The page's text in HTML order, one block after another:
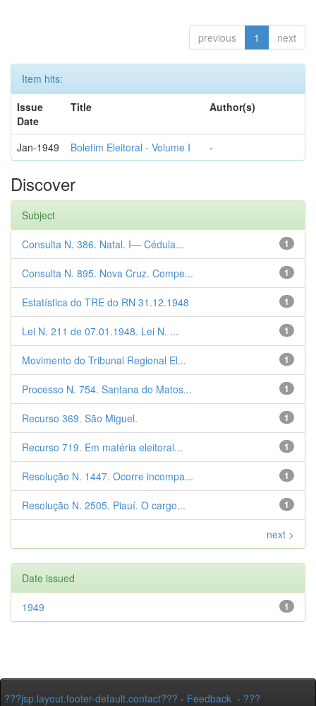
previous 1 next
Item hits:
Issue
Date
Title Author(s)
Jan-1949 Boletim Eleitoral - Volume I -
Discover
Subject
1
Consulta N. 386. Natal. I— Cédula...
1
Consulta N. 895. Nova Cruz. Compe...
1
Estatística do TRE do RN 31.12.1948
1
Lei N. 211 de 07.01.1948. Lei N. ...
1
Movimento do Tribunal Regional El...
1
Processo N. 754. Santana do Matos...
1
Recurso 369. São Miguel.
1
Recurso 719. Em matéria eleitoral...
1
Resolução N. 1447. Ocorre incompa...
1
Resolução N. 2505. Piauí. O cargo...
next >
Date issued
1
1949
???jsp.layout.footer-default.contact??? - Feedback - ???